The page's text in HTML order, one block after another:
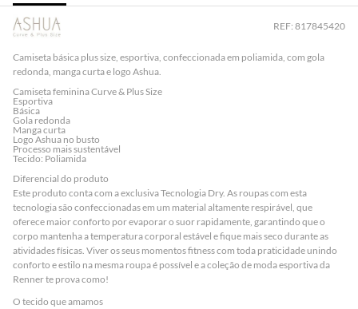
REF: 817845420
Camiseta básica plus size, esportiva, confeccionada em poliamida, com gola
redonda, manga curta e logo Ashua.
Camiseta feminina Curve & Plus Size
Esportiva
Básica
Gola redonda
Manga curta
Logo Ashua no busto
Processo mais sustentável
Tecido: Poliamida
Diferencial do produto
Este produto conta com a exclusivaTecnologia Dry. As roupas com esta
tecnologia são confeccionadas em um material altamente respirável, que
oferece maior conforto por evaporar o suor rapidamente, garantindo que o
corpo mantenha a temperatura corporal estável e fique mais seco durante as
atividades físicas. Viver os seus momentos fitness com toda praticidade unindo
conforto e estilo na mesma roupa é possível e a coleção de moda esportiva da
Renner te prova como!
O tecido que amamos